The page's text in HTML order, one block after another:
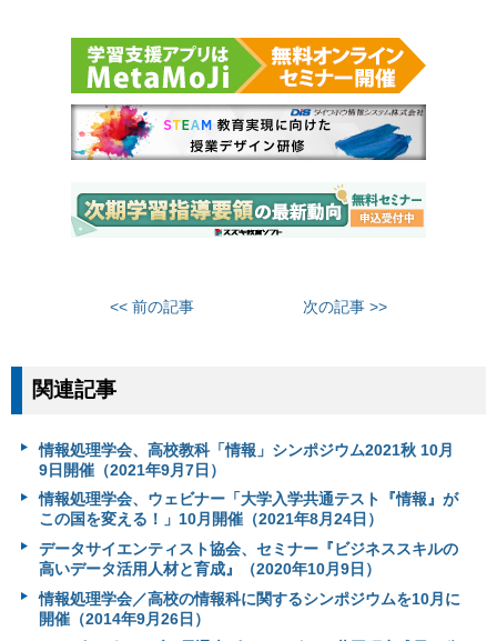
<< 前の記事 次の記事 >>
関連記事
情報処理学会、高校教科「情報」シンポジウム2021秋 10月
9日開催（2021年9月7日）
情報処理学会、ウェビナー「大学入学共通テスト『情報』が
この国を変える！」10月開催（2021年8月24日）
データサイエンティスト協会、セミナー『ビジネススキルの
高いデータ活用人材と育成』（2020年10月9日）
情報処理学会／高校の情報科に関するシンポジウムを10月に
開催（2014年9月26日）